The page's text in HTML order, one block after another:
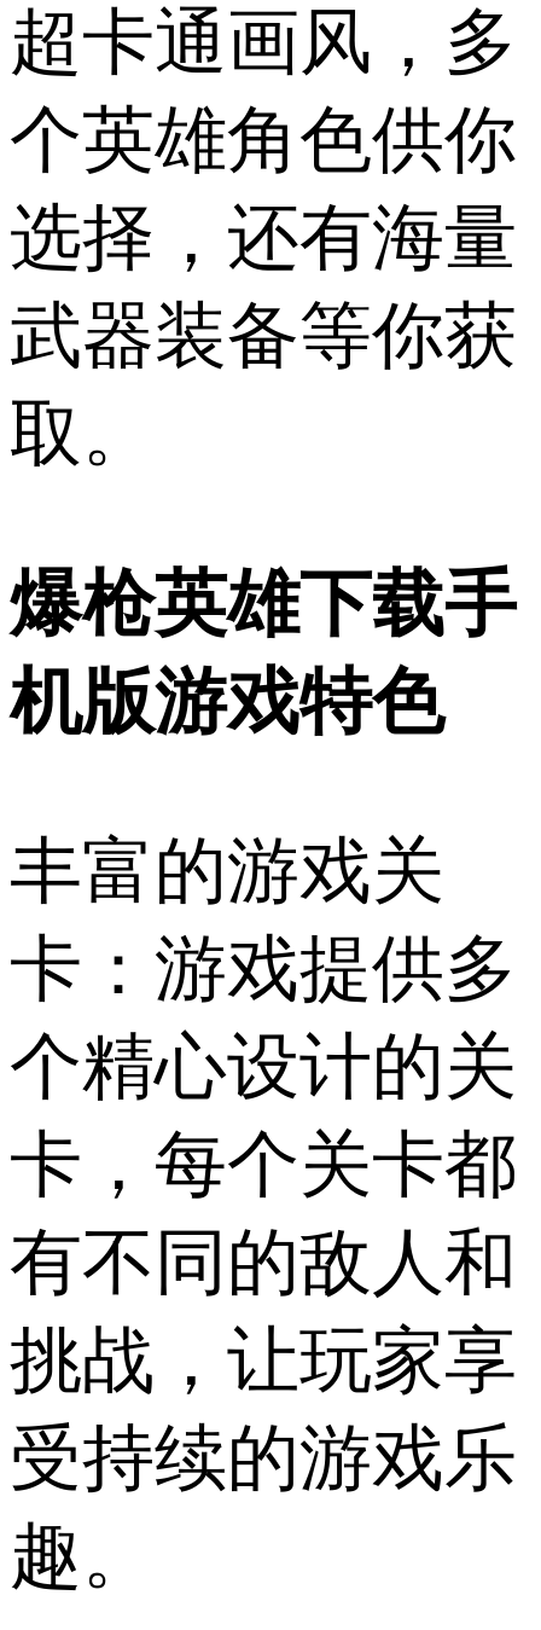
超卡通画风，多
个英雄角色供你
选择，还有海量
武器装备等你获
取。
爆枪英雄下载手
机版游戏特色
丰富的游戏关
卡：游戏提供多
个精心设计的关
卡，每个关卡都
有不同的敌人和
挑战，让玩家享
受持续的游戏乐
趣。